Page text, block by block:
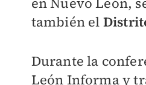
también el
Durante la
León Informa y